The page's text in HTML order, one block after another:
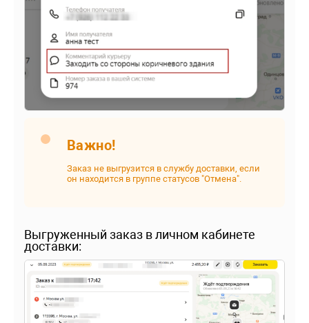
Важно!
Заказ не выгрузится в службу доставки, если
он находится в группе статусов "Отмена".
Выгруженный заказ в личном кабинете
доставки: